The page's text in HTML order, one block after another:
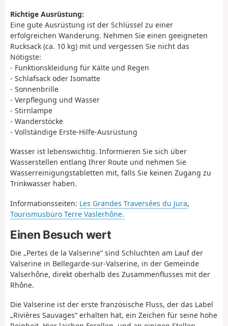
Richtige Ausrüstung:
Eine gute Ausrüstung ist der Schlüssel zu einer
erfolgreichen Wanderung. Nehmen Sie einen geeigneten
Rucksack (ca. 10 kg) mit und vergessen Sie nicht das
Nötigste:
- Funktionskleidung für Kälte und Regen
- Schlafsack oder Isomatte
- Sonnenbrille
- Verpflegung und Wasser
- Stirnlampe
- Wanderstöcke
- Vollständige Erste-Hilfe-Ausrüstung
Wasser ist lebenswichtig. Informieren Sie sich über
Wasserstellen entlang Ihrer Route und nehmen Sie
Wasserreinigungstabletten mit, falls Sie keinen Zugang zu
Trinkwasser haben.
Informationsseiten: Les Grandes Traversées du Jura,
Tourismusbüro Terre Vaslerhône.
Einen Besuch wert
Die „Pertes de la Valserine“ sind Schluchten am Lauf der
Valserine in Bellegarde-sur-Valserine, in der Gemeinde
Valserhône, direkt oberhalb des Zusammenflusses mit der
Rhône.
Die Valserine ist der erste französische Fluss, der das Label
„Rivières Sauvages“ erhalten hat, ein Zeichen für seine hohe